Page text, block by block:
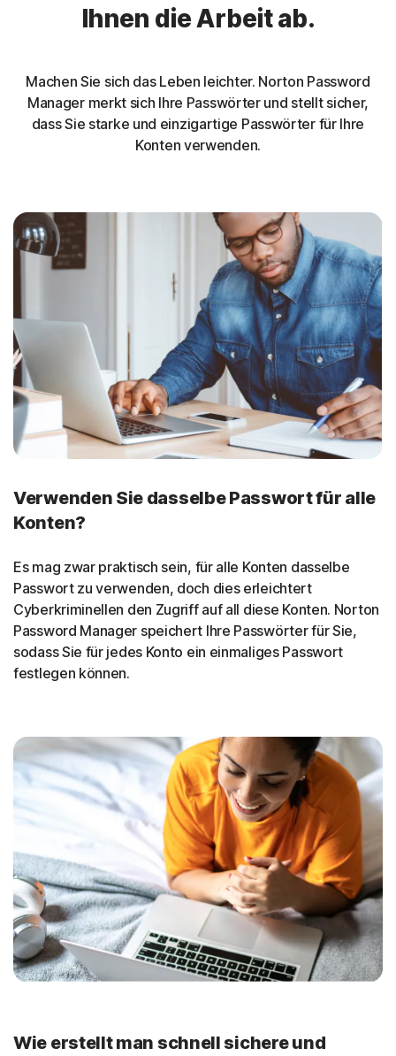
Ihnen die Arbeit ab.
Machen Sie sich das Leben leichter. Norton Password
Manager merkt sich Ihre Passwörter und stellt sicher,
dass Sie starke und einzigartige Passwörter für Ihre
Konten verwenden.
Verwenden Sie dasselbe Passwort für alle
Konten?
Es mag zwar praktisch sein, für alle Konten dasselbe
Passwort zu verwenden, doch dies erleichtert
Cyberkriminellen den Zugriff auf all diese Konten. Norton
Password Manager speichert Ihre Passwörter für Sie,
sodass Sie für jedes Konto ein einmaliges Passwort
festlegen können.
Wie erstellt man schnell sichere und